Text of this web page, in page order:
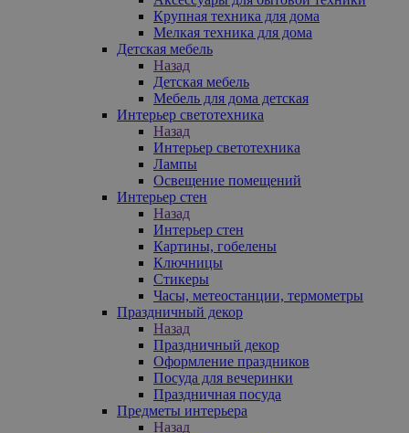
Крупная техника для дома
Мелкая техника для дома
Детская мебель
Назад
Детская мебель
Мебель для дома детская
Интерьер светотехника
Назад
Интерьер светотехника
Лампы
Освещение помещений
Интерьер стен
Назад
Интерьер стен
Картины, гобелены
Ключницы
Стикеры
Часы, метеостанции, термометры
Праздничный декор
Назад
Праздничный декор
Оформление праздников
Посуда для вечеринки
Праздничная посуда
Предметы интерьера
Назад